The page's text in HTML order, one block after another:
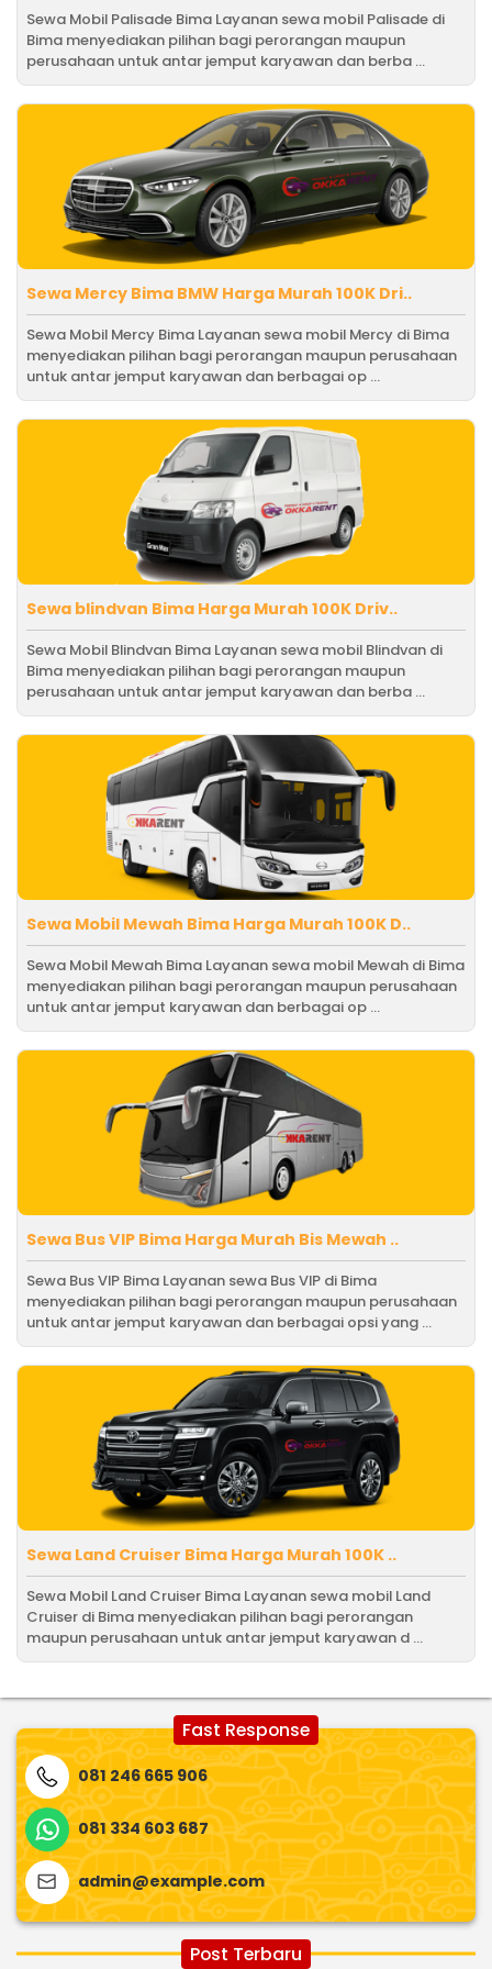
Sewa Mobil Palisade Bima Layanan sewa mobil Palisade di
Bima menyediakan pilihan bagi perorangan maupun
perusahaan untuk antar jemput karyawan dan berba ...
Sewa Mercy Bima BMW Harga Murah 100K Dri..
Sewa Mobil Mercy Bima Layanan sewa mobil Mercy di Bima
menyediakan pilihan bagi perorangan maupun perusahaan
untuk antar jemput karyawan dan berbagai op ...
Sewa blindvan Bima Harga Murah 100K Driv..
Sewa Mobil Blindvan Bima Layanan sewa mobil Blindvan di
Bima menyediakan pilihan bagi perorangan maupun
perusahaan untuk antar jemput karyawan dan berba ...
Sewa Mobil Mewah Bima Harga Murah 100K D..
Sewa Mobil Mewah Bima Layanan sewa mobil Mewah di Bima
menyediakan pilihan bagi perorangan maupun perusahaan
untuk antar jemput karyawan dan berbagai op ...
Sewa Bus VIP Bima Harga Murah Bis Mewah ..
Sewa Bus VIP Bima Layanan sewa Bus VIP di Bima
menyediakan pilihan bagi perorangan maupun perusahaan
untuk antar jemput karyawan dan berbagai opsi yang ...
Sewa Land Cruiser Bima Harga Murah 100K ..
Sewa Mobil Land Cruiser Bima Layanan sewa mobil Land
Cruiser di Bima menyediakan pilihan bagi perorangan
maupun perusahaan untuk antar jemput karyawan d ...
Fast Response
081 246 665 906
081 334 603 687
admin@example.com
Post Terbaru